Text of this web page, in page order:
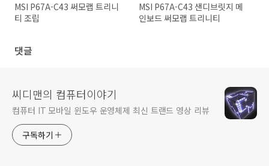
MSI P67A-C43 써모랩 트리니
티 조립
MSI P67A-C43 샌디브릿지 메
인보드 써모랩 트리니티
댓글
씨디맨의 컴퓨터이야기
컴퓨터 IT 모바일 윈도우 운영체제 최신 트랜드 영상 리뷰
구독하기